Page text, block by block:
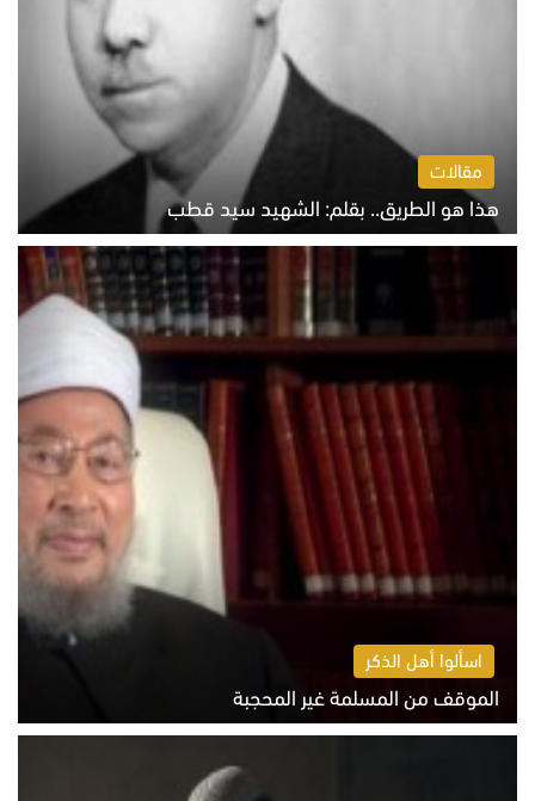
مقالات
هذا هو الطريق.. بقلم: الشهيد سيد قطب
الخميس 6 أغسطس 2026 10:52 ص
اسألوا أهل الذكر
الموقف من المسلمة غير المحجبة
الخميس 6 أغسطس 2026 10:45 ص